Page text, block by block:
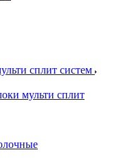
сплит систем
мульти сплит